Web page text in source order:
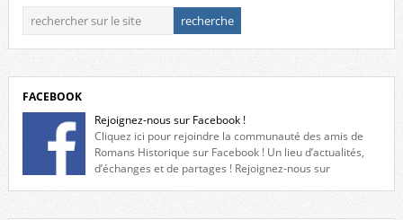
FACEBOOK
Rejoignez-nous sur Facebook !
Cliquez ici pour rejoindre la communauté des amis de
Romans Historique sur Facebook ! Un lieu d’actualités,
d’échanges et de partages ! Rejoignez-nous sur